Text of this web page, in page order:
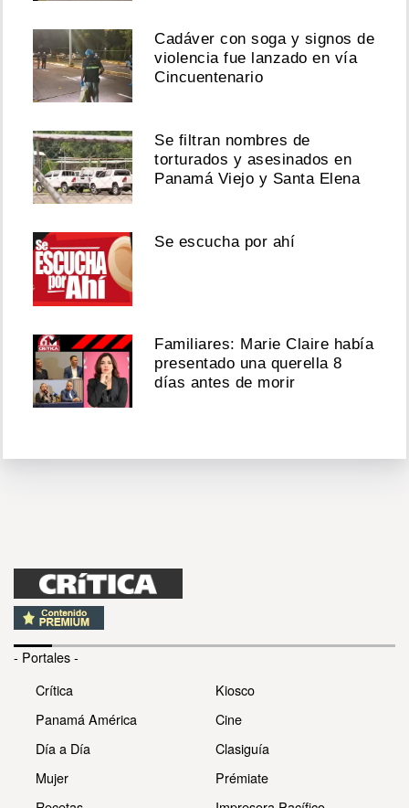
Cadáver con soga y signos de
violencia fue lanzado en vía
Cincuentenario
Se filtran nombres de
torturados y asesinados en
Panamá Viejo y Santa Elena
Se escucha por ahí
Familiares: Marie Claire había
presentado una querella 8
días antes de morir
- Portales -
Crítica
Panamá América
Día a Día
Mujer
Kiosco
Cine
Clasiguía
Prémiate